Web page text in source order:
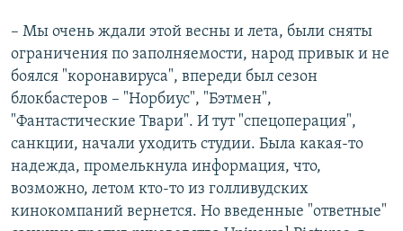
– Мы очень ждали этой весны и лета, были сняты
ограничения по заполняемости, народ привык и не
боялся "коронавируса", впереди был сезон
блокбастеров – "Норбиус", "Бэтмен",
"Фантастические Твари". И тут "спецоперация",
санкции, начали уходить студии. Была какая-то
надежда, промелькнула информация, что,
возможно, летом кто-то из голливудских
кинокомпаний вернется. Но введенные "ответные"